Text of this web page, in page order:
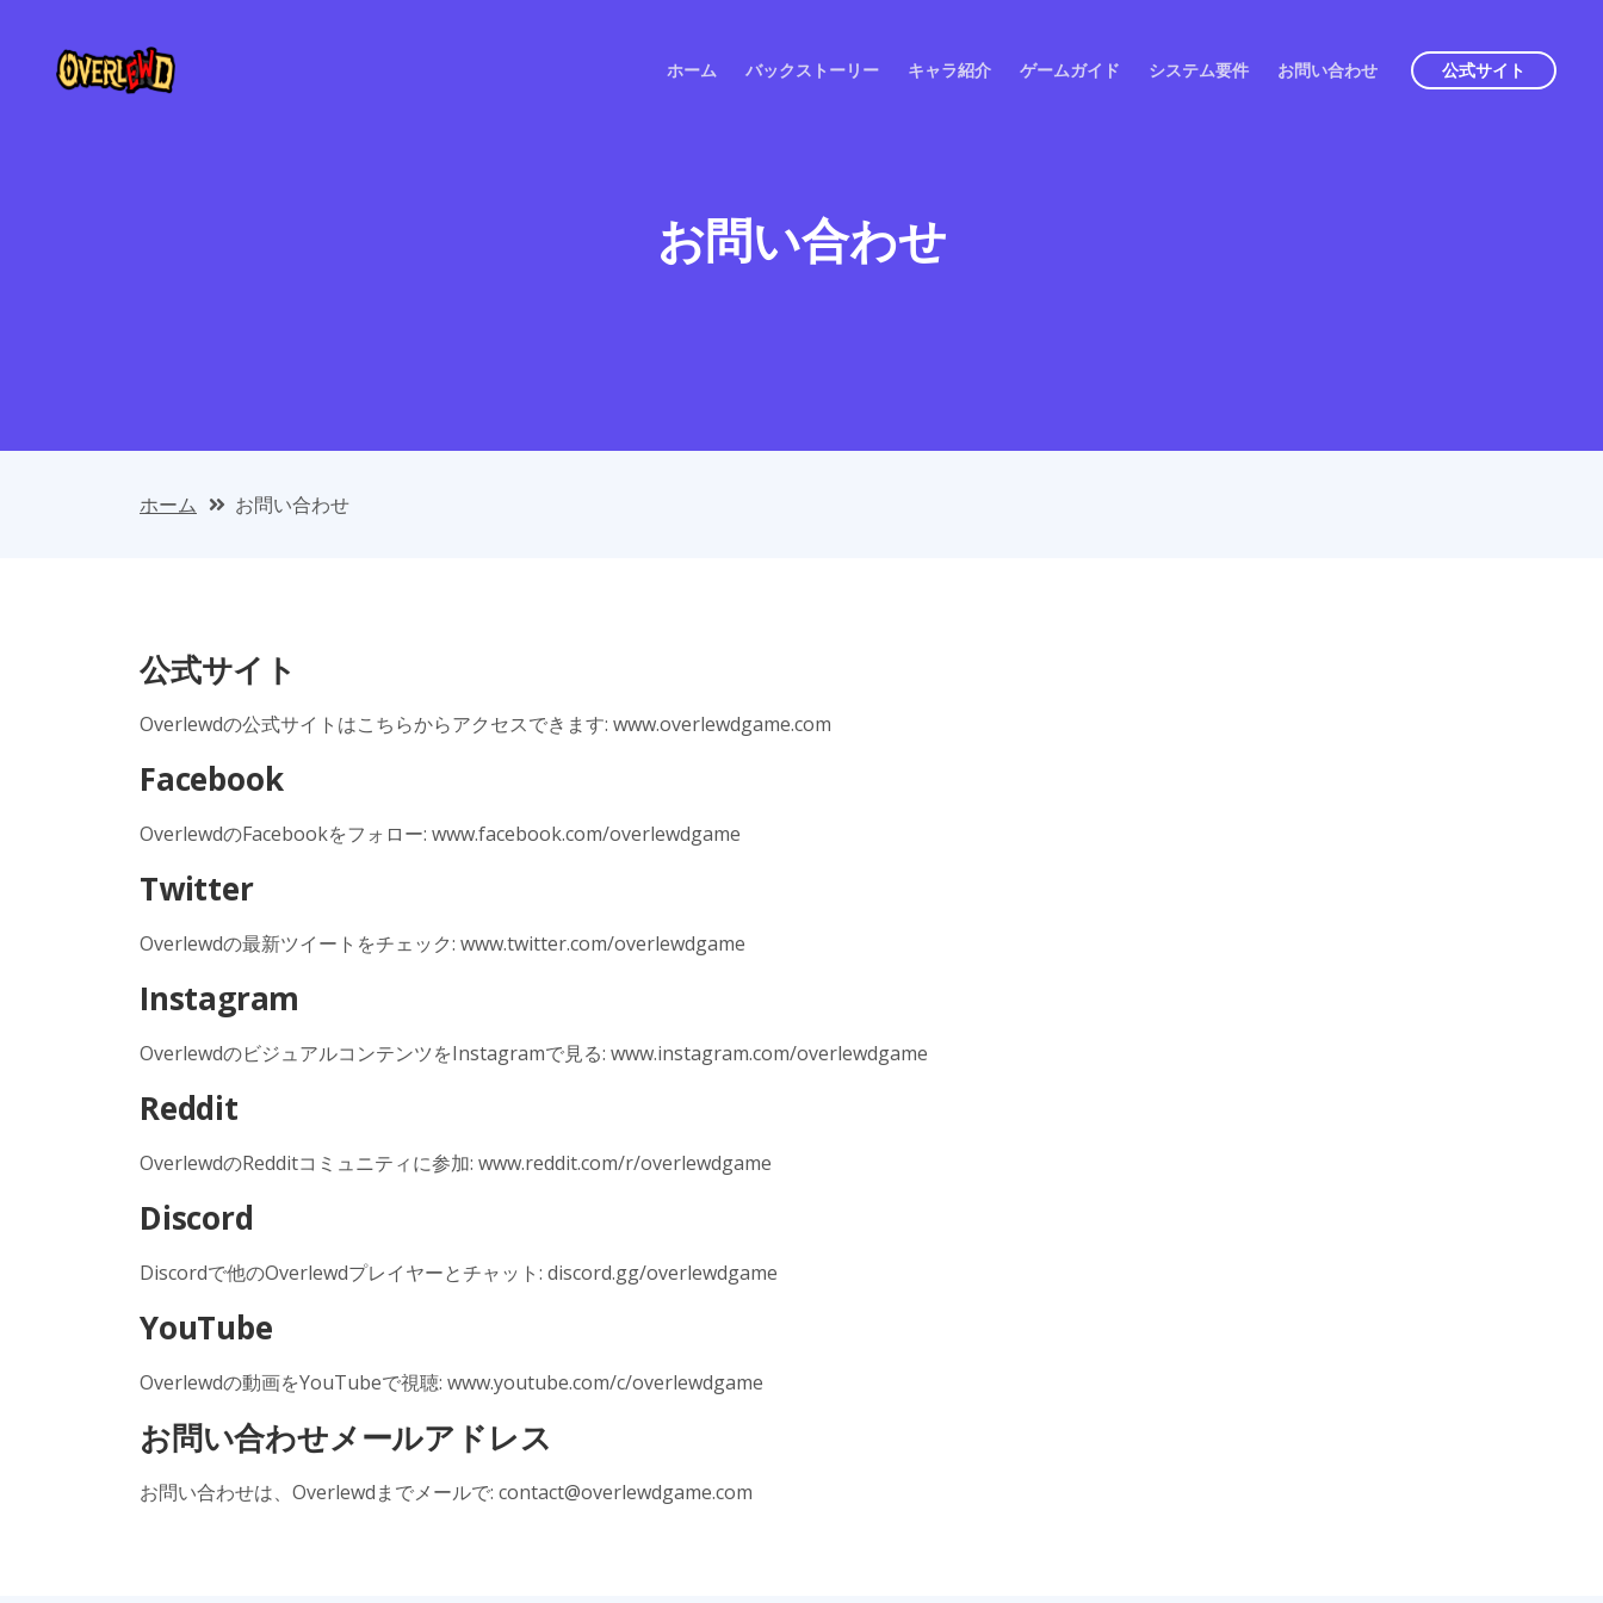
ホーム バックストーリー キャラ紹介 ゲームガイド システム要件 お問い合わせ 公式サイト
お問い合わせ
ホーム お問い合わせ
公式サイト
Overlewdの公式サイトはこちらからアクセスできます: www.overlewdgame.com
Facebook
OverlewdのFacebookをフォロー: www.facebook.com/overlewdgame
Twitter
Overlewdの最新ツイートをチェック: www.twitter.com/overlewdgame
Instagram
OverlewdのビジュアルコンテンツをInstagramで見る: www.instagram.com/overlewdgame
Reddit
OverlewdのRedditコミュニティに参加: www.reddit.com/r/overlewdgame
Discord
Discordで他のOverlewdプレイヤーとチャット: discord.gg/overlewdgame
YouTube
Overlewdの動画をYouTubeで視聴: www.youtube.com/c/overlewdgame
お問い合わせメールアドレス
お問い合わせは、Overlewdまでメールで: contact@overlewdgame.com